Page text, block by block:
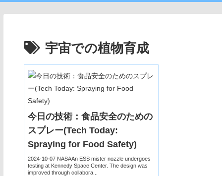
宇宙での植物育成
今日の技術：食品安全のための
スプレー(Tech Today:
Spraying for Food Safety)
2024-10-07 NASAAn ESS mister nozzle undergoes
testing at Kennedy Space Center. The design was
improved through collabora...